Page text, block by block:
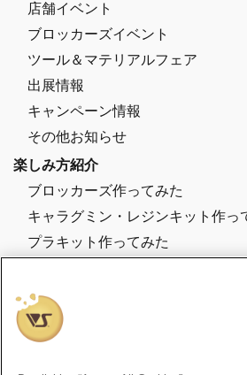
店舗イベント
ブロッカーズイベント
ツール＆マテリアルフェア
出展情報
キャンペーン情報
その他お知らせ
楽しみ方紹介
ブロッカーズ作ってみた
キャラグミン・レジンキット作っ
プラキット作ってみた
その他楽しみ方紹介